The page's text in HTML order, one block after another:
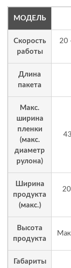
МОДЕЛЬ
Скорость
работы
20
Длина
пакета
Макс.
ширина
пленки
(макс.
диаметр
рулона)
Ширина
продукта
(макс.)
Высота
продукта
Габариты